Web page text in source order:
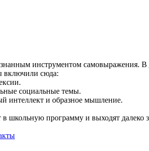
инструментом самовыражения.
включили сюда:
социальные темы.
интеллект и образное мышление.
в школьную программу и выходят далеко